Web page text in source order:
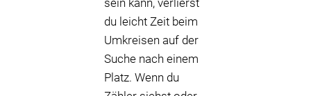
sein kann, verlierst
du leicht Zeit beim
Umkreisen auf der
Suche nach einem
Platz. Wenn du